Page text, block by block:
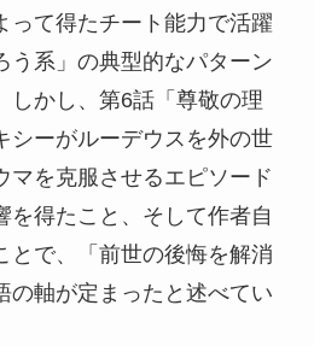
って得たチート能力で活躍
う系」の典型的なパターン
しかし、第6話「尊敬の理
シーがルーデウスを外の世
マを克服させるエピソード
を得たこと、そして作者自
とで、「前世の後悔を解消
の軸が定まったと述べてい